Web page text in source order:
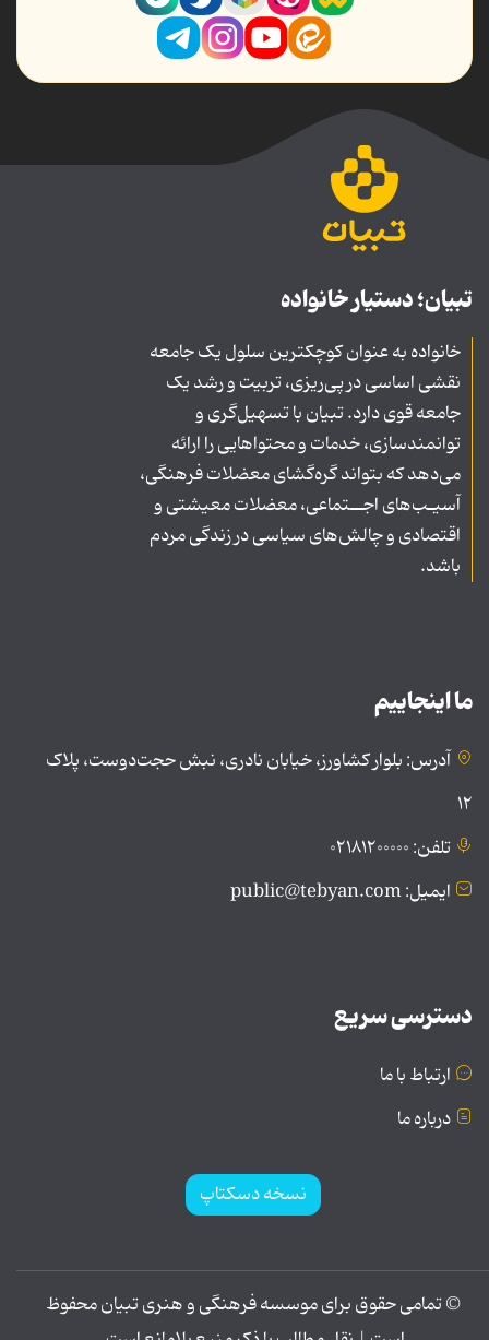
تبیان؛ دستیار خانواده
خانواده به عنوان کوچکترین سلول یک جامعه
نقشی اساسی در پی‌ریزی، تربیت و رشد یک
جامعه قوی دارد. تبیان با تسهیل‌گری و
توانمندسازی، خدمات و محتواهایی را ارائه
می‌دهد که بتواند گره‌گشای معضلات فرهنگی،
آسیـب‌های اجــتماعی، معضلات معیشتی و
اقتصادی و چالش‌های سیاسی در زندگی مردم
باشد.
ما اینجاییم
آدرس: بلوار کشاورز، خیابان نادری، نبش حجت‌دوست، پلاک
۱۲
تلفن: ۰۲۱۸۱۲۰۰۰۰۰
ایمیل: public@tebyan.com
دسترسی سریع
ارتباط با ما
درباره ما
نسخه دسکتاپ
© تمامی حقوق برای موسسه فرهنگی و هنری تبیان محفوظ